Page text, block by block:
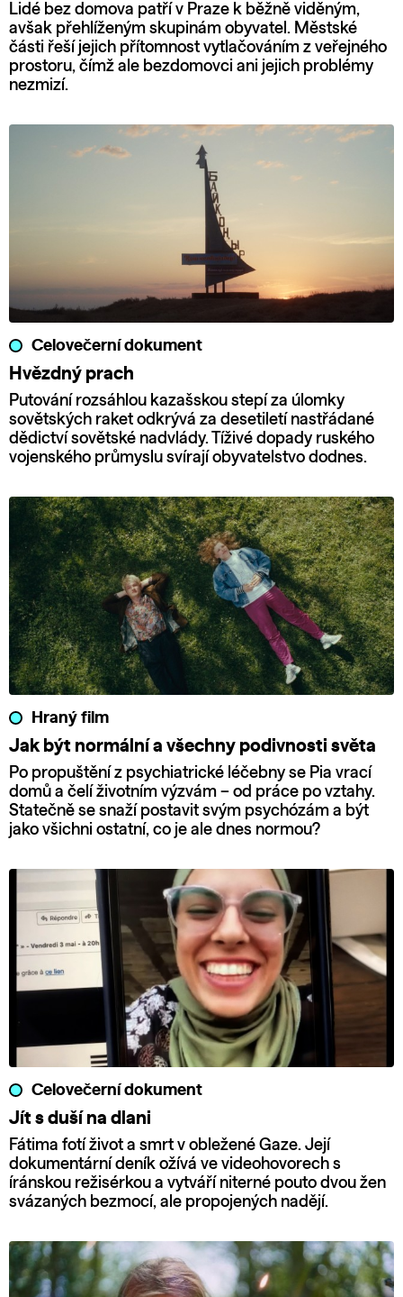
Lidé bez domova patří v Praze k běžně viděným,
avšak přehlíženým skupinám obyvatel. Městské
části řeší jejich přítomnost vytlačováním z veřejného
prostoru, čímž ale bezdomovci ani jejich problémy
nezmizí.
Celovečerní dokument
Hvězdný prach
Putování rozsáhlou kazašskou stepí za úlomky
sovětských raket odkrývá za desetiletí nastřádané
dědictví sovětské nadvlády. Tíživé dopady ruského
vojenského průmyslu svírají obyvatelstvo dodnes.
Hraný film
Jak být normální a všechny podivnosti světa
Po propuštění z psychiatrické léčebny se Pia vrací
domů a čelí životním výzvám – od práce po vztahy.
Statečně se snaží postavit svým psychózám a být
jako všichni ostatní, co je ale dnes normou?
Celovečerní dokument
Jít s duší na dlani
Fátima fotí život a smrt v obležené Gaze. Její
dokumentární deník ožívá ve videohovorech s
íránskou režisérkou a vytváří niterné pouto dvou žen
svázaných bezmocí, ale propojených nadějí.